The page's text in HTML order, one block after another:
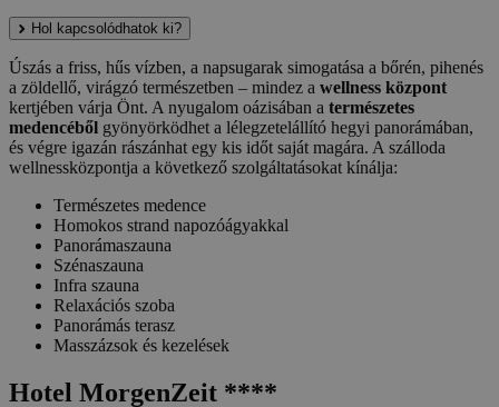
Hol kapcsolódhatok ki?
Úszás a friss, hűs vízben, a napsugarak simogatása a bőrén, pihenés
a zöldellő, virágzó természetben – mindez a wellness központ
kertjében várja Önt. A nyugalom oázisában a természetes
medencéből gyönyörködhet a lélegzetelállító hegyi panorámában,
és végre igazán rászánhat egy kis időt saját magára. A szálloda
wellnessközpontja a következő szolgáltatásokat kínálja:
Természetes medence
Homokos strand napozóágyakkal
Panorámaszauna
Szénaszauna
Infra szauna
Relaxációs szoba
Panorámás terasz
Masszázsok és kezelések
Hotel MorgenZeit ****